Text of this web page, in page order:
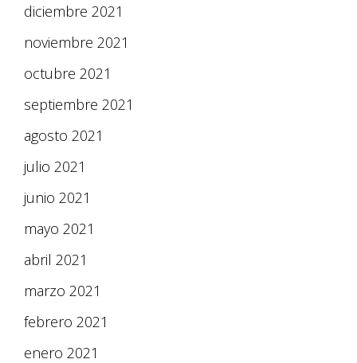
diciembre 2021
noviembre 2021
octubre 2021
septiembre 2021
agosto 2021
julio 2021
junio 2021
mayo 2021
abril 2021
marzo 2021
febrero 2021
enero 2021